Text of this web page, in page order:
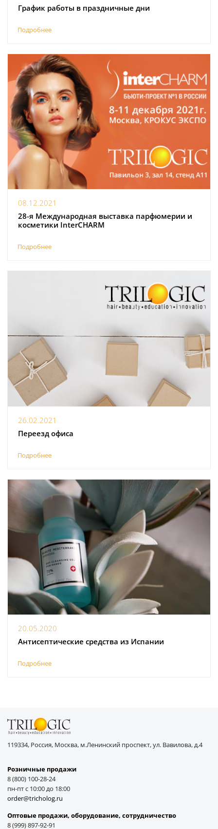
График работы в праздничные дни
Подробнее
08.12.2021
28-я Международная выставка парфюмерии и
косметики InterCHARM
Подробнее
26.02.2021
Переезд офиса
Подробнее
20.05.2020
Антисептические средства из Испании
Подробнее
119334, Россия, Москва, м.Ленинский проспект, ул. Вавилова, д.4
Розничные продажи
8 (800) 100-28-24
пн-пт с 10:00 до 18:00
order@tricholog.ru
Оптовые продажи, оборудование, cотрудничество
8 (999) 897-92-91